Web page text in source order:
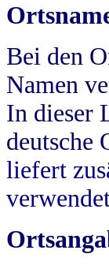
Bei den
Namen
In dieser
deutsche
liefert